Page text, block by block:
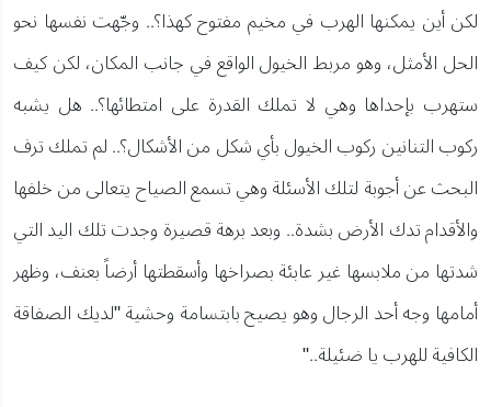
لكن أين يمكنها الهرب في مخيم مفتوح كهذا؟.. وجّهت نفسها نحو
الحل الأمثل، وهو مربط الخيول الواقع في جانب المكان، لكن كيف
ستهرب بإحداها وهي لا تملك القدرة على امتطائها؟.. هل يشبه
ركوب التنانين ركوب الخيول بأي شكل من الأشكال؟.. لم تملك ترف
البحث عن أجوبة لتلك الأسئلة وهي تسمع الصياح يتعالى من خلفها
والأقدام تدك الأرض بشدة.. وبعد برهة قصيرة وجدت تلك اليد التي
شدتها من ملابسها غير عابئة بصراخها وأسقطتها أرضاً بعنف، وظهر
أمامها وجه أحد الرجال وهو يصيح بابتسامة وحشية "لديك الصفاقة
الكافية للهرب يا ضئيلة.."